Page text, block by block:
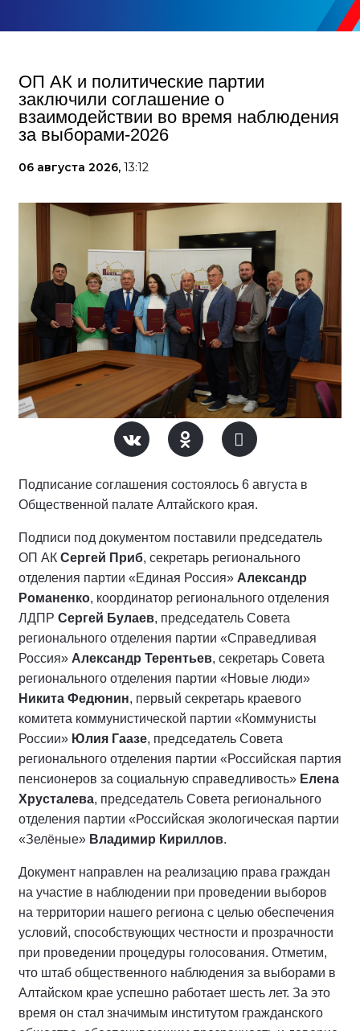
ОП АК и политические партии
заключили соглашение о
взаимодействии во время наблюдения
за выборами-2026
06 августа 2026, 13:12
Подписание соглашения состоялось 6 августа в
Общественной палате Алтайского края.
Подписи под документом поставили председатель
ОП АК Сергей Приб, секретарь регионального
отделения партии «Единая Россия» Александр
Романенко, координатор регионального отделения
ЛДПР Сергей Булаев, председатель Совета
регионального отделения партии «Справедливая
Россия» Александр Терентьев, секретарь Совета
регионального отделения партии «Новые люди»
Никита Федюнин, первый секретарь краевого
комитета коммунистической партии «Коммунисты
России» Юлия Гаазе, председатель Совета
регионального отделения партии «Российская партия
пенсионеров за социальную справедливость» Елена
Хрусталева, председатель Совета регионального
отделения партии «Российская экологическая партии
«Зелёные» Владимир Кириллов.
Документ направлен на реализацию права граждан
на участие в наблюдении при проведении выборов
на территории нашего региона с целью обеспечения
условий, способствующих честности и прозрачности
при проведении процедуры голосования. Отметим,
что штаб общественного наблюдения за выборами в
Алтайском крае успешно работает шесть лет. За это
время он стал значимым институтом гражданского